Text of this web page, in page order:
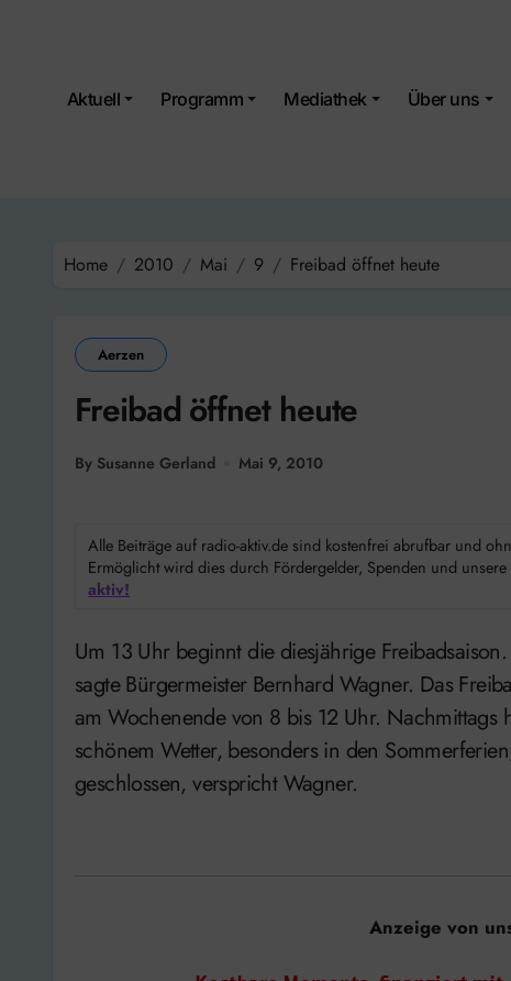
Aktuell Programm Mediathek Über uns
Home 2010 Mai 9 Freibad öffnet heute
Aerzen
Freibad öffnet heute
By Susanne Gerland Mai 9, 2010
Alle Beiträge auf radio-aktiv.de sind kostenfrei abrufbar und
Ermöglicht wird dies durch Fördergelder, Spenden und
aktiv!
Um 13 Uhr beginnt die diesjährige Freibadsaison. Die Preise werden in diesem Jahr nicht erhöht,
sagte Bürgermeister Bernhard Wagner. Das
am Wochenende von 8 bis 12 Uhr. Nachmittags
schönem Wetter, besonders in den
geschlossen, verspricht Wagner.
Anzeige von